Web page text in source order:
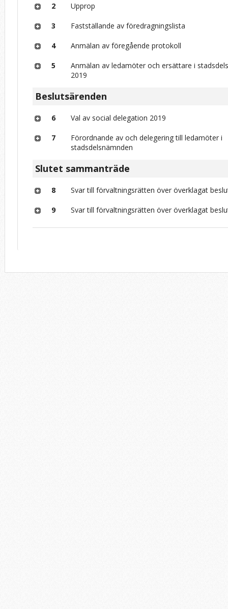
2 Upprop
3 Fastställande av föredragningslista
4 Anmälan av föregående protokoll
5
Anmälan av ledamöter och ersättare i
2019
Beslutsärenden
6 Val av social delegation 2019
7
Förordnande av och delegering till ledamöter i
stadsdelsnämnden
Slutet sammanträde
8 Svar till förvaltningsrätten över överklagat
9 Svar till förvaltningsrätten över överklagat